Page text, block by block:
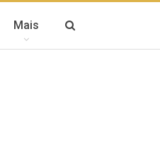
Mais